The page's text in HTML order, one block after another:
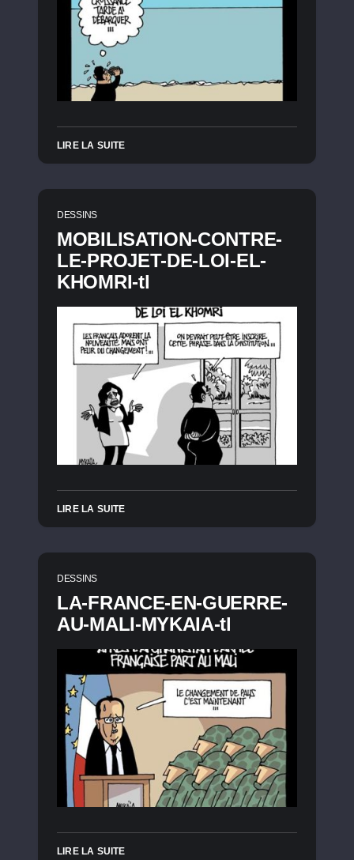
LIRE LA SUITE
DESSINS
MOBILISATION-CONTRE-
LE-PROJET-DE-LOI-EL-
KHOMRI-tl
LIRE LA SUITE
DESSINS
LA-FRANCE-EN-GUERRE-
AU-MALI-MYKAIA-tl
LIRE LA SUITE